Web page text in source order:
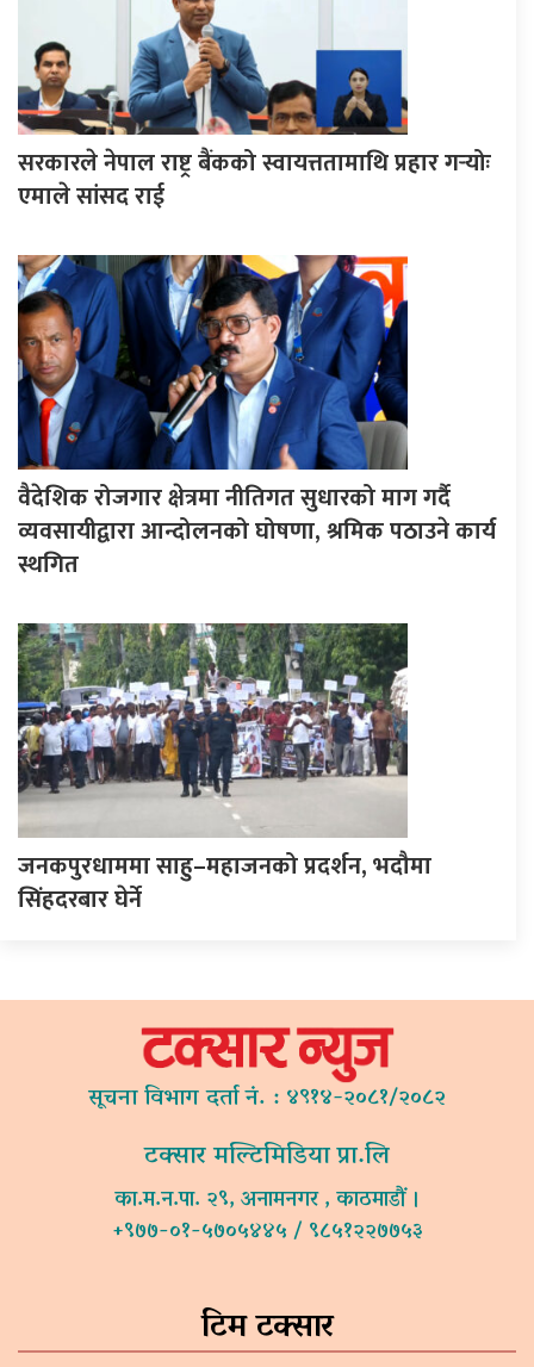
सरकारले नेपाल राष्ट्र बैंकको स्वायत्ततामाथि प्रहार गर्‍योः
एमाले सांसद राई
वैदेशिक रोजगार क्षेत्रमा नीतिगत सुधारको माग गर्दै
व्यवसायीद्वारा आन्दोलनको घोषणा, श्रमिक पठाउने कार्य
स्थगित
जनकपुरधाममा साहु–महाजनको प्रदर्शन, भदौमा
सिंहदरबार घेर्ने
सूचना विभाग दर्ता नं. : ४९१४-२०८१/२०८२
टक्सार मल्टिमिडिया प्रा.लि
का.म.न.पा. २९, अनामनगर , काठमाडौं ।
+९७७-०१-५७०५४४५ / ९८५१२२७७५३
टिम टक्सार